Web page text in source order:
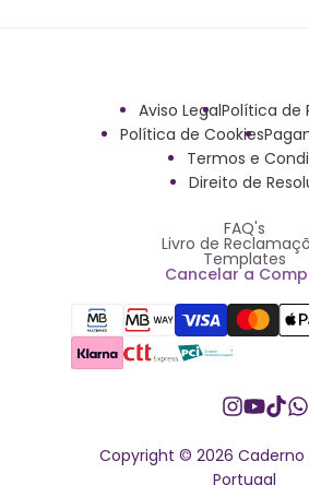
Aviso LegalPolítica de
Política de Cookies
Termos e
Direito de
FAQ's
Livro de
Templates
Cancelar a
Instagram
Copyright © 2026
Portugal